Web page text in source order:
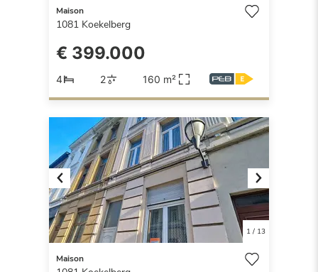
Maison
1081 Koekelberg
€ 399.000
4 2 160 m²
Previous Next
1/ 13
Maison